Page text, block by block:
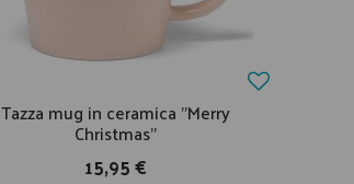
Tazza mug in ceramica "Merry
Christmas"
15,95 €